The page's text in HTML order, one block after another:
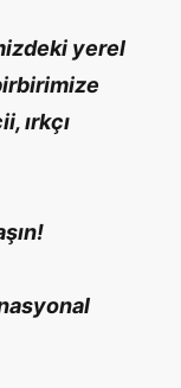
yerel
ırkçı